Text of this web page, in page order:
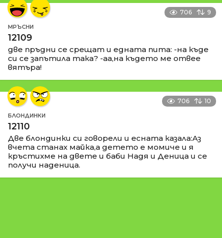
706 9
МРЪСНИ
12109
две пръдни се срещат и едната пита: -на къде
си се запътила така? -аа,на където ме отвее
вятъра!
706 10
БЛОНДИНКИ
12110
Две блондинки си говорели и есната казала:Аз
вчета станах майка,а детето е момиче и я
кръстихме на двете и баби Надя и Деница и се
получи наденица.